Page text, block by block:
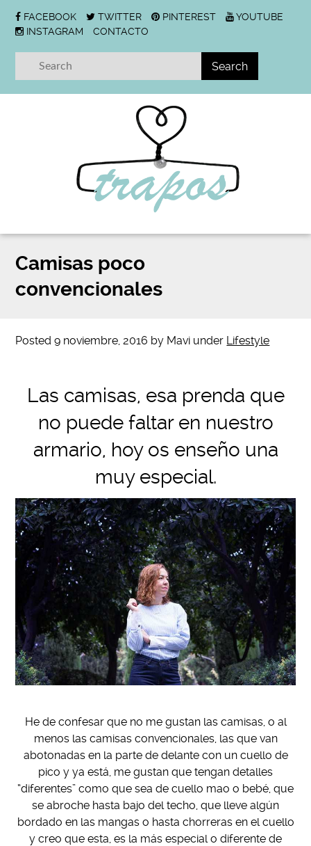
FACEBOOK TWITTER PINTEREST
YOUTUBE
INSTAGRAM
CONTACTO
Camisas poco
convencionales
Posted9 noviembre, 2016 by Mavi under Lifestyle
Las camisas, esa prenda que
no puede faltar en nuestro
armario, hoy os enseño una
muy especial.
He de confesar que no me gustan las camisas, o al
menos las camisas convencionales, las que van
abotonadas en la parte de delante con un cuello de
pico y ya está, me gustan que tengan detalles
“diferentes” como que sea de cuello mao o bebé, que
se abroche hasta bajo del techo, que lleve algún
bordado en las mangas o hasta chorreras en el cuello
y creo que esta, es la más especial o diferente de